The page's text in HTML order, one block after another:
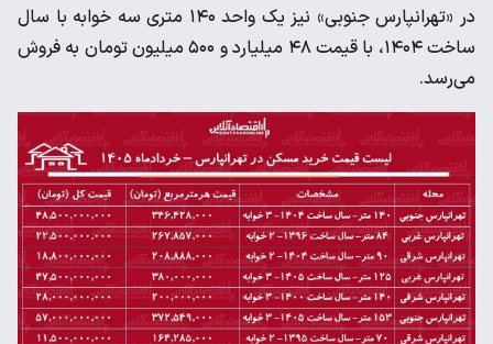
در «تهرانپارس جنوبی» نیز یک واحد ۱۴۰ متری سه خوابه با سال
ساخت ۱۴۰۴، با قیمت ۴۸ میلیارد و ۵۰۰ میلیون تومان به فروش
می‌رسد.